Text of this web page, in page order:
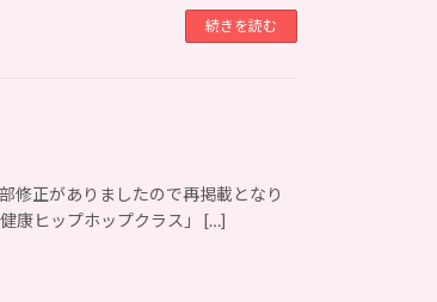
続きを読む
修正がありましたので再掲載となり
康ヒップホップクラス」 […]